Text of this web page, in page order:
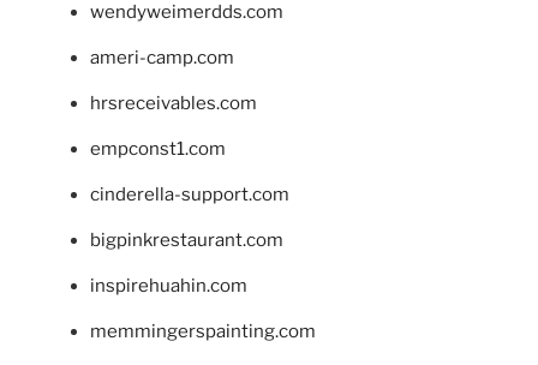
wendyweimerdds.com
ameri-camp.com
hrsreceivables.com
empconst1.com
cinderella-support.com
bigpinkrestaurant.com
inspirehuahin.com
memmingerspainting.com